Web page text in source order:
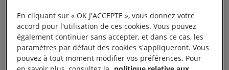
Crises sanitaire,
économique et climatique
: pour une reprise plus
En cliquant sur « OK J'ACCEPTE », vous donnez votre
accord pour l'utilisation de ces cookies. Vous pouvez
également continuer sans accepter, et dans ce cas, les
paramètres par défaut des cookies s'appliqueront. Vous
pouvez à tout moment modifier vos préférences. Pour